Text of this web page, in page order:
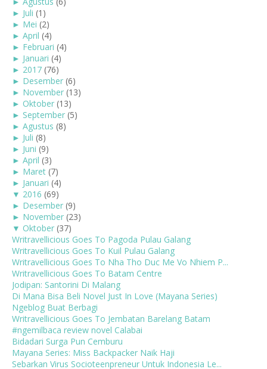
► Juli (1)
► Mei (2)
► April (4)
► Februari (4)
► Januari (4)
► 2017 (76)
► Desember (6)
► November (13)
► Oktober (13)
► September (5)
► Agustus (8)
► Juli (8)
► Juni (9)
► April (3)
► Maret (7)
► Januari (4)
▼ 2016 (69)
► Desember (9)
► November (23)
▼ Oktober (37)
Writravellicious Goes To Pagoda Pulau Galang
Writravellicious Goes To Kuil Pulau Galang
Writravellicious Goes To Nha Tho Duc Me Vo Nhiem P...
Writravellicious Goes To Batam Centre
Jodipan: Santorini Di Malang
Di Mana Bisa Beli Novel Just In Love (Mayana Series)
Ngeblog Buat Berbagi
Writravellicious Goes To Jembatan Barelang Batam
#ngemilbaca review novel Calabai
Bidadari Surga Pun Cemburu
Mayana Series: Miss Backpacker Naik Haji
Sebarkan Virus Socioteenpreneur Untuk Indonesia Le...